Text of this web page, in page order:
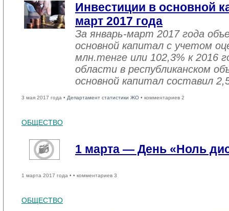
Инвестиции в основной
март 2017 года
За январь-март 2017 года
основной капитал с учетом
млн.тенге или 102,3% к 2016
области в республиканском
основной капитал составил
3 мая 2017 года • Департамент статистики ЖО • комментариев 2
ОБЩЕСТВО
1 марта — День «Ноль
1 марта 2017 года • • комментариев 3
ОБЩЕСТВО